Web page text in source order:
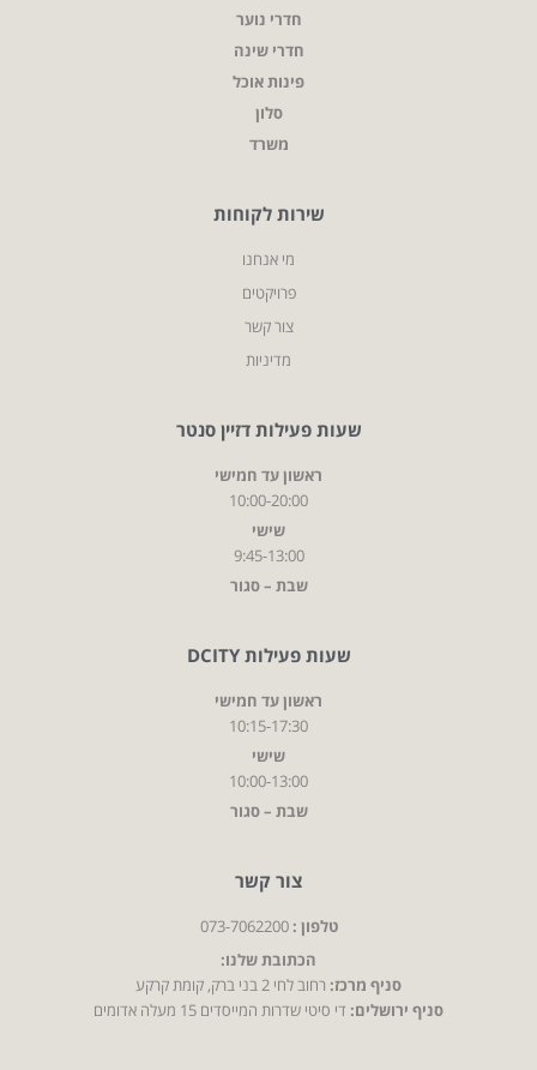
חדרי נוער
חדרי שינה
פינות אוכל
סלון
משרד
שירות לקוחות
מי אנחנו
פרויקטים
צור קשר
מדיניות
שעות פעילות דזיין סנטר
ראשון עד חמישי
10:00-20:00
שישי
9:45-13:00
שבת – סגור
שעות פעילות DCITY
ראשון עד חמישי
10:15-17:30
שישי
10:00-13:00
שבת – סגור
צור קשר
טלפון : 073-7062200
הכתובת שלנו:
סניף מרכז:רחוב לחי 2 בני ברק, קומת קרקע
סניף ירושלים:די סיטי שדרות המייסדים 15 מעלה אדומים